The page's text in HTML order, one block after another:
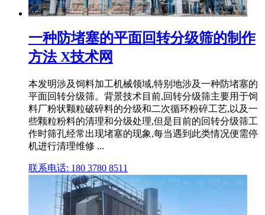
一种防堵塞的平面回转分级筛的制作
方法 X技术网
本发明涉及饲料加工机械领域,特别地涉及一种防堵塞的
平面回转分级筛。背景技术目前,回转分级筛主要用于饲
料厂粉状颗粒破碎料的分级和二次循环粉碎工艺,以及一
些颗粒粉料的清理和分级处理,但是目前的回转分级筛工
作时筛孔经常出现堵塞的现象,每当遇到此类情况便需停
机进行清理维修 ...
联系电话: 180 3780 8511